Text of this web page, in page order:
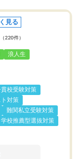
見る
（220件）
浪人生
校受験対策
対策
難関私立受験対策
校推薦型選抜対策